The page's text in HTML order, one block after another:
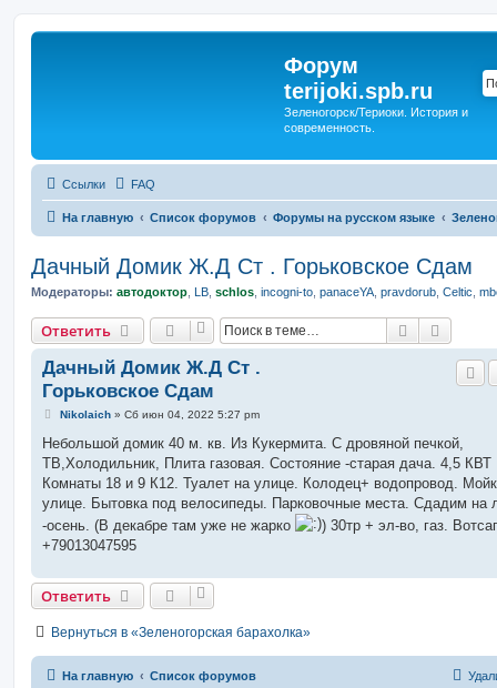
Форум
terijoki.spb.ru
Зеленогорск/Териоки. История и
современность.
Ссылки FAQ
На главную Список форумов Форумы на русском языке
Дачный Домик Ж.Д Ст . Горьковское Сдам
Модераторы: автодоктор LB schlos incogni-to panaceYA pravdorub Celtic
Ответить Поиск
Дачный Домик Ж.Д Ст .
Горьковское Сдам
С
о
щ
е
и
Nikolaich» Сб июн 04, 2022 5:27 pm
Небольшой домик 40 м. кв. Из Кукермита. С дровяной печкой,
ТВ,Холодильник, Плита газовая. Состояние -старая дача. 4,5 КВТ
Комнаты 18 и 9 К12. Туалет на улице. Колодец+ водопровод.
улице. Бытовка под велосипеды. Парковочные места. Сдадим на
-осень. (В декабре там уже не жарко
) 30тр + эл-во, газ.
+79013047595
Ответить
Вернуться в «Зеленогорская барахолка»
На главную Список форумов